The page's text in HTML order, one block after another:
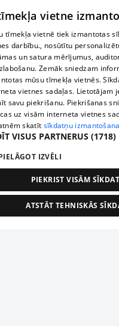
vietne
tīmekļa vietnē tiek izmantotas
darbību., nosūtītu
un satura mērījumus,
Zemāk sniedzam
mūsu tīmekļa vietnēs.
vietnes sadaļas. Lietotājam
savu piekrišanu. Piekrišanas
uz visām interneta vietnes
skatīt sīkdatņu
VISUS PARTNERUS
IZVĒLI
PIEKRIST VISĀM
ATSTĀT TEHNISKĀS